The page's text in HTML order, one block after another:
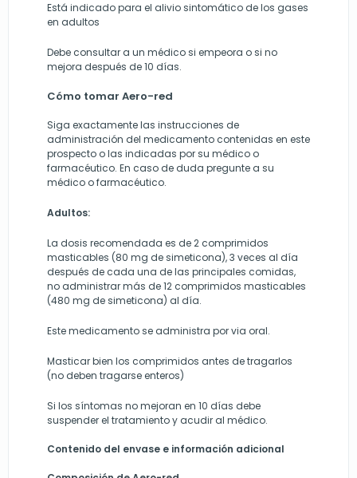
Está indicado para el alivio sintomático de los gases
en adultos
Debe consultar a un médico si empeora o si no
mejora después de 10 días.
Cómo tomar Aero-red
Siga exactamente las instrucciones de
administración del medicamento contenidas en este
prospecto o las indicadas por su médico o
farmacéutico. En caso de duda pregunte a su
médico o farmacéutico.
Adultos:
La dosis recomendada es de 2 comprimidos
masticables (80 mg de simeticona), 3 veces al día
después de cada una de las principales comidas,
no administrar más de 12 comprimidos masticables
(480 mg de simeticona) al día.
Este medicamento se administra por via oral.
Masticar bien los comprimidos antes de tragarlos
(no deben tragarse enteros)
Si los síntomas no mejoran en 10 días debe
suspender el tratamiento y acudir al médico.
Contenido del envase e información adicional